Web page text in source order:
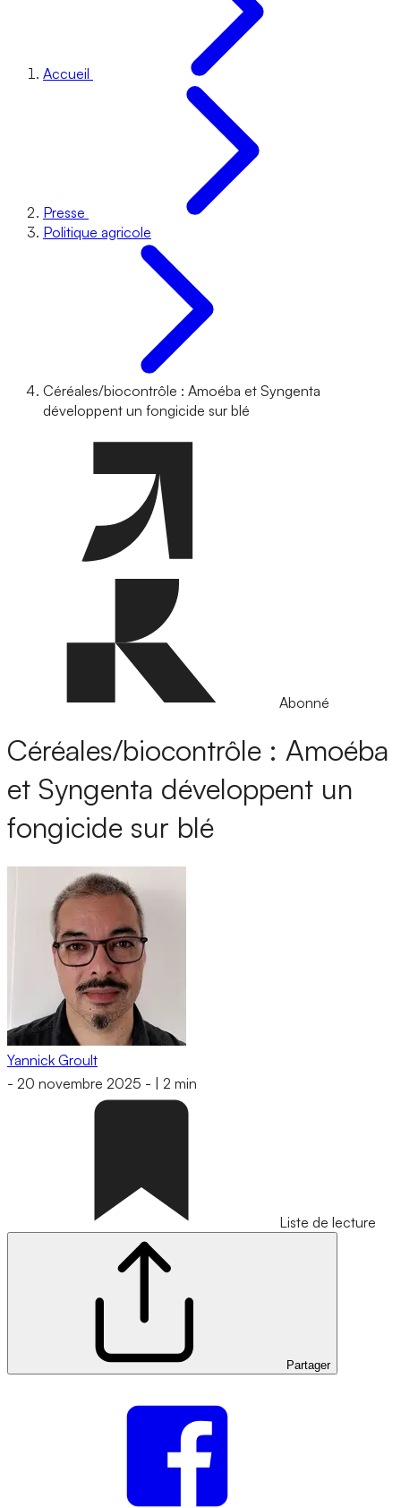
Accueil
Presse
Politique agricole
Céréales/biocontrôle : Amoéba et Syngenta
développent un fongicide sur blé
Abonné
Céréales/biocontrôle : Amoéba
et Syngenta développent un
fongicide sur blé
Yannick Groult
- 20 novembre 2025 - 2 min
Liste de lecture
Partager